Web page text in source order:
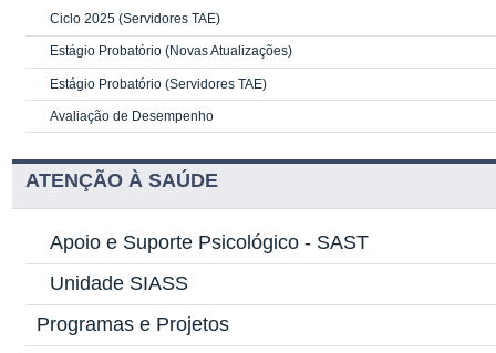
Ciclo 2025 (Servidores TAE)
Estágio Probatório (Novas Atualizações)
Estágio Probatório (Servidores TAE)
Avaliação de Desempenho
ATENÇÃO À SAÚDE
Apoio e Suporte Psicológico - SAST
Unidade SIASS
Programas e Projetos